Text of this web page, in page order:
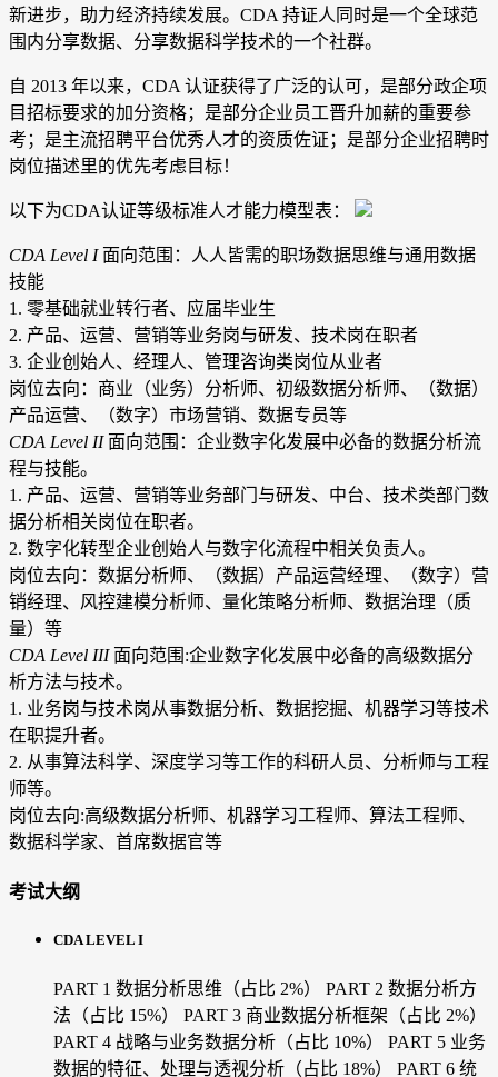
新进步，助力经济持续发展。CDA 持证人同时是一个全球范
围内分享数据、分享数据科学技术的一个社群。
自 2013 年以来，CDA 认证获得了广泛的认可，是部分政企项
目招标要求的加分资格；是部分企业员工晋升加薪的重要参
考；是主流招聘平台优秀人才的资质佐证；是部分企业招聘时
岗位描述里的优先考虑目标！
以下为CDA认证等级标准人才能力模型表：
CDA Level I面向范围：人人皆需的职场数据思维与通用数据
技能
1. 零基础就业转行者、应届毕业生
2. 产品、运营、营销等业务岗与研发、技术岗在职者
3. 企业创始人、经理人、管理咨询类岗位从业者
岗位去向：商业（业务）分析师、初级数据分析师、（数据）
产品运营、（数字）市场营销、数据专员等
CDA Level II面向范围：企业数字化发展中必备的数据分析流
程与技能。
1. 产品、运营、营销等业务部门与研发、中台、技术类部门数
据分析相关岗位在职者。
2. 数字化转型企业创始人与数字化流程中相关负责人。
岗位去向：数据分析师、（数据）产品运营经理、（数字）营
销经理、风控建模分析师、量化策略分析师、数据治理（质
量）等
CDA Level III面向范围:企业数字化发展中必备的高级数据分
析方法与技术。
1. 业务岗与技术岗从事数据分析、数据挖掘、机器学习等技术
在职提升者。
2. 从事算法科学、深度学习等工作的科研人员、分析师与工程
师等。
岗位去向:高级数据分析师、机器学习工程师、算法工程师、
数据科学家、首席数据官等
考试大纲
CDA LEVEL I
PART 1 数据分析思维（占比 2%）
PART 2 数据分析方
法（占比 15%）
PART 3 商业数据分析框架（占比 2%）
PART 4 战略与业务数据分析（占比 10%）
PART 5 业务
数据的特征、处理与透视分析（占比 18%）
PART 6 统